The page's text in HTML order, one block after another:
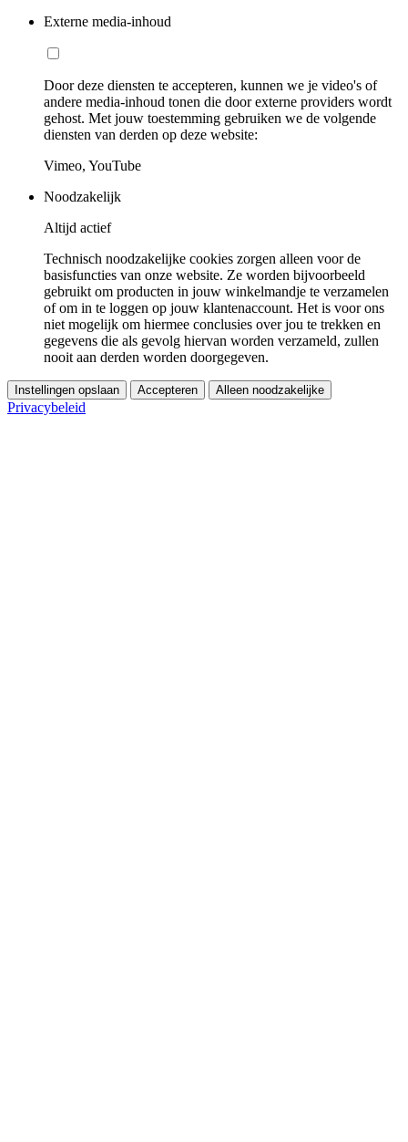
Externe media-inhoud
Door deze diensten te accepteren, kunnen we je video's of
andere media-inhoud tonen die door externe providers wordt
gehost. Met jouw toestemming gebruiken we de volgende
diensten van derden op deze website:
Vimeo, YouTube
Noodzakelijk
Altijd actief
Technisch noodzakelijke cookies zorgen alleen voor de
basisfuncties van onze website. Ze worden bijvoorbeeld
gebruikt om producten in jouw winkelmandje te verzamelen
of om in te loggen op jouw klantenaccount. Het is voor ons
niet mogelijk om hiermee conclusies over jou te trekken en
gegevens die als gevolg hiervan worden verzameld, zullen
nooit aan derden worden doorgegeven.
Instellingen opslaan Accepteren Alleen noodzakelijke
Privacybeleid